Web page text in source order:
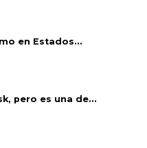
en Estados...
pero es una de...